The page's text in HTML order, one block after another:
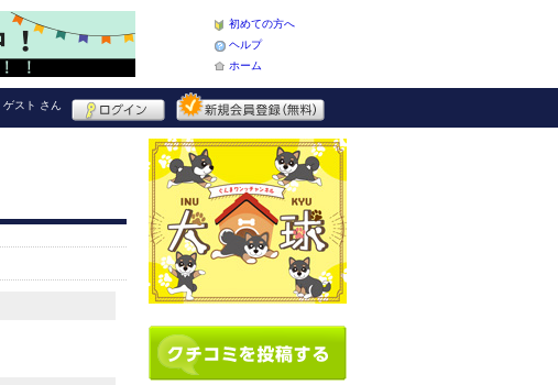
初めての方へ
ヘルプ
ホーム
ゲスト さん